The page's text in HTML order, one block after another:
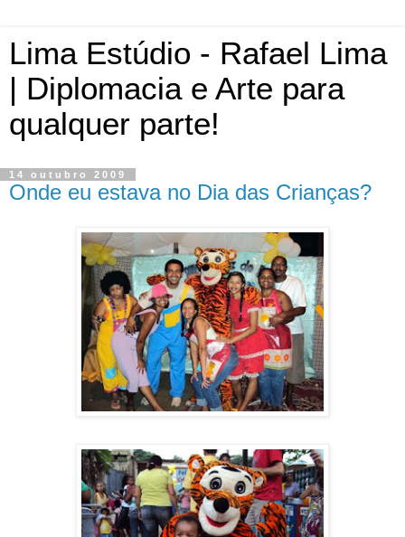
Lima Estúdio - Rafael Lima
| Diplomacia e Arte para
qualquer parte!
14 outubro 2009
Onde eu estava no Dia das Crianças?